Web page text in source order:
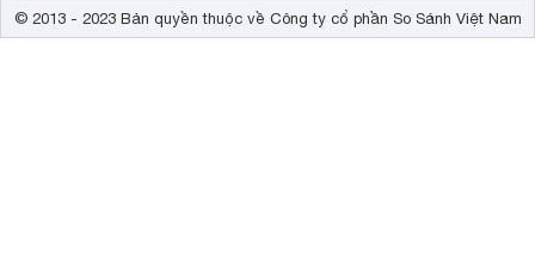
© 2013 - 2023 Bản quyền thuộc về Công ty cổ phần So Sánh Việt Nam